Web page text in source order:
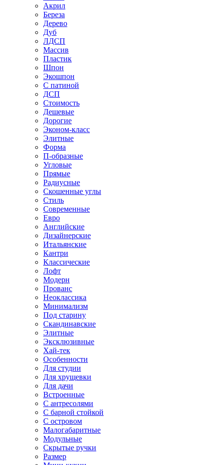
Акрил
Береза
Дерево
Дуб
ЛДСП
Массив
Пластик
Шпон
Экошпон
С патиной
ДСП
Стоимость
Дешевые
Дорогие
Эконом-класс
Элитные
Форма
П-образные
Угловые
Прямые
Радиусные
Скошенные углы
Стиль
Современные
Евро
Английские
Дизайнерские
Итальянские
Кантри
Классические
Лофт
Модерн
Прованс
Неоклассика
Минимализм
Под старину
Скандинавские
Элитные
Эксклюзивные
Хай-тек
Особенности
Для студии
Для хрущевки
Для дачи
Встроенные
С антресолями
С барной стойкой
С островом
Малогабаритные
Модульные
Скрытые ручки
Размер